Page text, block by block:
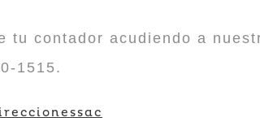
contador acudiendo a
1515.